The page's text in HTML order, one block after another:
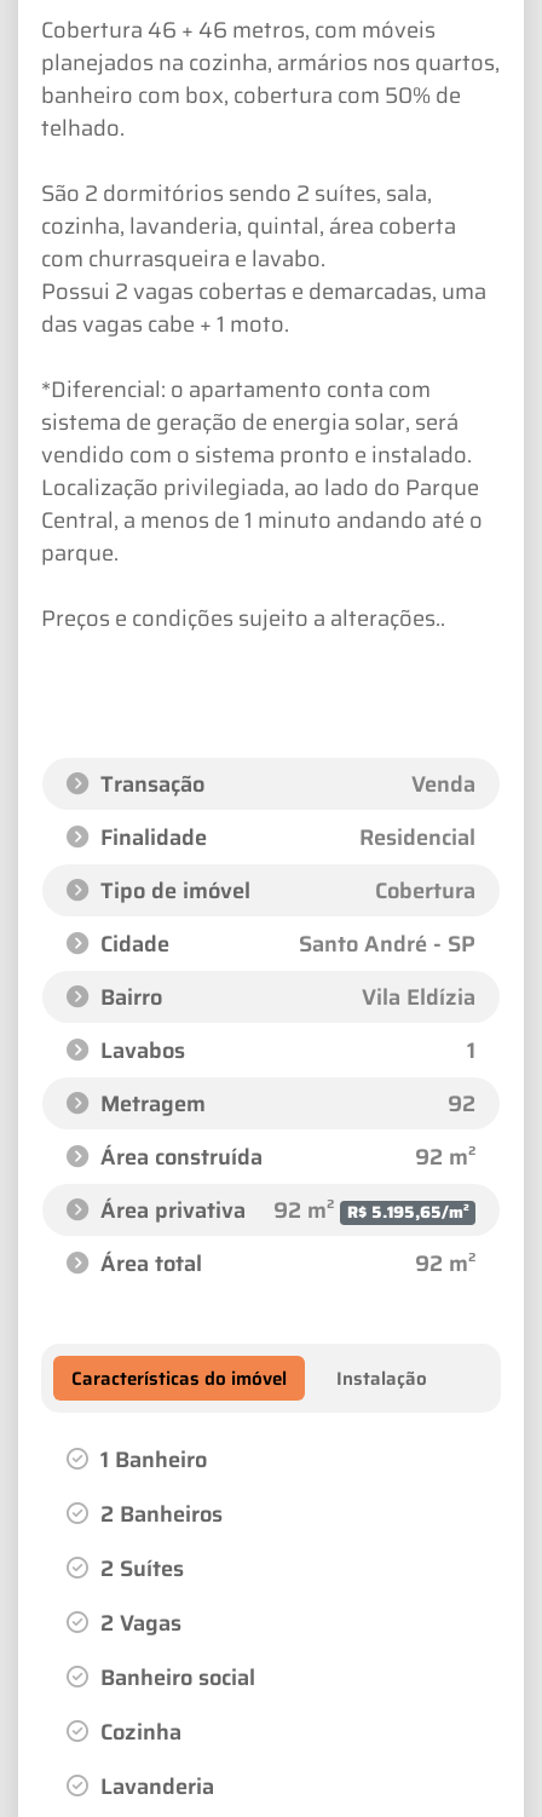
Cobertura 46 + 46 metros, com móveis
planejados na cozinha, armários nos quartos,
banheiro com box, cobertura com 50% de
telhado.
São 2 dormitórios sendo 2 suítes, sala,
cozinha, lavanderia, quintal, área coberta
com churrasqueira e lavabo.
Possui 2 vagas cobertas e demarcadas, uma
das vagas cabe + 1 moto.
*Diferencial: o apartamento conta com
sistema de geração de energia solar, será
vendido com o sistema pronto e instalado.
Localização privilegiada, ao lado do Parque
Central, a menos de 1 minuto andando até o
parque.
Preços e condições sujeito a alterações..
Transação
Venda
Finalidade
Residencial
Tipo de imóvel
Cobertura
Cidade
Santo André - SP
Bairro
Vila Eldízia
Lavabos
1
Metragem
92
Área construída
92 m²
Área privativa
92 m² R$ 5.195,65/m²
Área total 92 m²
Características do imóvel Instalação
1 Banheiro
2 Banheiros
2 Suítes
2 Vagas
Banheiro social
Cozinha
Lavanderia